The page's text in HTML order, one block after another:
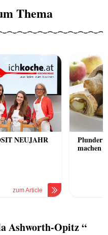
Thema
NEUJAHR
zum Article
machen
Ashworth-Opitz “